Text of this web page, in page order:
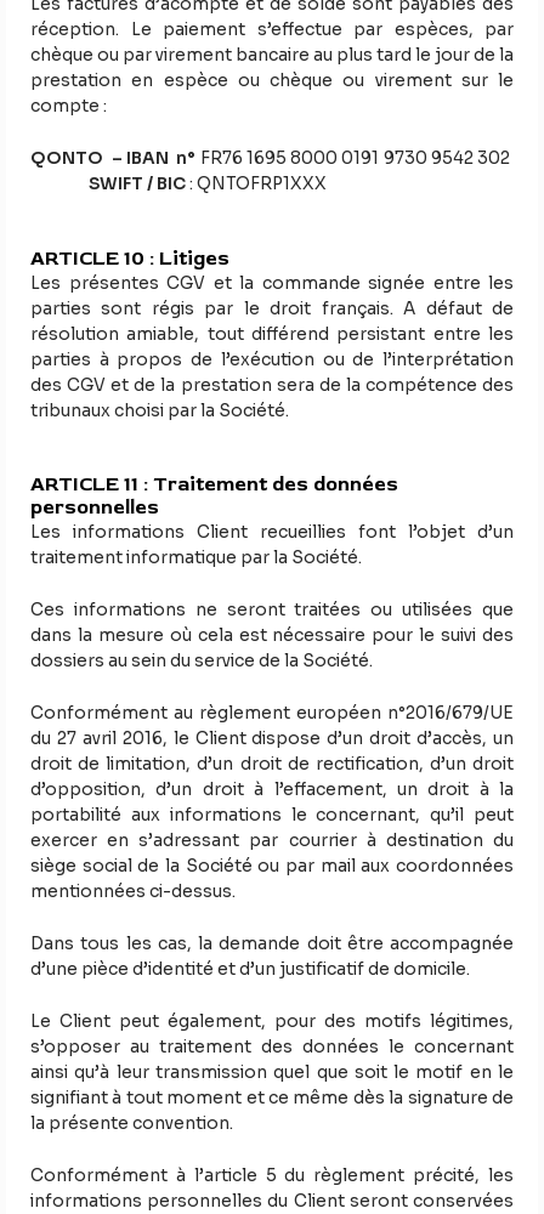
réception. Le paiement s’effectue par espèces, par
chèque ou par virement bancaire au plus tard le jour de la
prestation en espèce ou chèque ou virement sur le
compte :
QONTO – IBAN n° FR76 1695 8000 0191 9730 9542 302
SWIFT / BIC: QNTOFRP1XXX
ARTICLE 10 : Litiges
Les présentes CGV et la commande signée entre les
parties sont régis par le droit français. A défaut de
résolution amiable, tout différend persistant entre les
parties à propos de l’exécution ou de l’interprétation
des CGV et de la prestation sera de la compétence des
tribunaux choisi par la Société.
ARTICLE 11 : Traitement des données
personnelles
Les informations Client recueillies font l’objet d’un
traitement informatique par la Société.
Ces informations ne seront traitées ou utilisées que
dans la mesure où cela est nécessaire pour le suivi des
dossiers au sein du service de la Société.
Conformément au règlement européen n°2016/679/UE
du 27 avril 2016, le Client dispose d’un droit d’accès, un
droit de limitation, d’un droit de rectification, d’un droit
d’opposition, d’un droit à l’effacement, un droit à la
portabilité aux informations le concernant, qu’il peut
exercer en s’adressant par courrier à destination du
siège social de la Société ou par mail aux coordonnées
mentionnées ci-dessus.
Dans tous les cas, la demande doit être accompagnée
d’une pièce d’identité et d’un justificatif de domicile.
Le Client peut également, pour des motifs légitimes,
s’opposer au traitement des données le concernant
ainsi qu’à leur transmission quel que soit le motif en le
signifiant à tout moment et ce même dès la signature de
la présente convention.
Conformément à l’article 5 du règlement précité, les
informations personnelles du Client seront conservées